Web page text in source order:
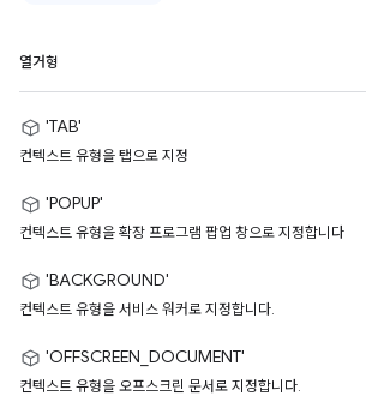
열거형
'TAB'
컨텍스트 유형을 탭으로 지정
'POPUP'
컨텍스트 유형을 확장 프로그램 팝업 창으로 지정합니다
'BACKGROUND'
컨텍스트 유형을 서비스 워커로 지정합니다.
'OFFSCREEN_DOCUMENT'
컨텍스트 유형을 오프스크린 문서로 지정합니다.